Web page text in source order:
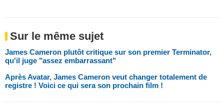
Sur le même sujet
James Cameron plutôt critique sur son premier Terminator,
qu'il juge "assez embarrassant"
Après Avatar, James Cameron veut changer totalement de
registre ! Voici ce qui sera son prochain film !